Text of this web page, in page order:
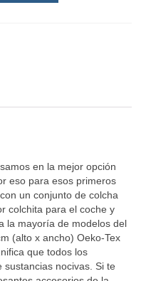
en la mejor opción
eso para esos primeros
un conjunto de colcha
colchita para el coche y
la mayoría de modelos del
(alto x ancho) Oeko-Tex
que todos los
nocivas. Si te